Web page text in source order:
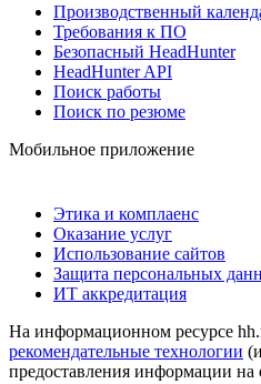
Производственный
Требования к ПО
Безопасный HeadHunter
HeadHunter API
Поиск работы
Поиск по резюме
Мобильное приложение
Этика и комплаенс
Оказание услуг
Использование сайтов
Защита персональных
ИТ аккредитация
На информационном ресурсе
рекомендательные технологии
предоставления информации на